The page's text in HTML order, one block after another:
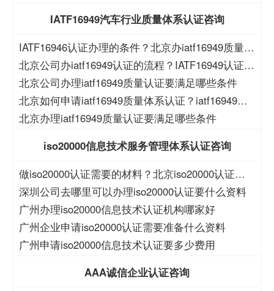
IATF16949汽车行业质量体系认证咨询
IATF16946认证办理的条件？北京办iatf16949质量认
证的公司？
北京公司办iatf16949认证的流程？IATF16949认证费
用？
北京公司办理iatf16949质量认证要满足哪些条件
北京如何申请iatf16949质量体系认证？iatf16949体
系认证公司？
北京办理iatf16949质量认证要满足哪些条件
iso20000信息技术服务管理体系认证咨询
做iso20000认证需要的材料？北京iso20000认证机
构哪家好？
深圳公司去哪里可以办理iso20000认证要什么资料
广州办理iso20000信息技术认证机构哪家好
广州企业申请iso20000认证需要准备什么资料
广州申请iso20000信息技术认证要多少费用
AAA诚信企业认证咨询